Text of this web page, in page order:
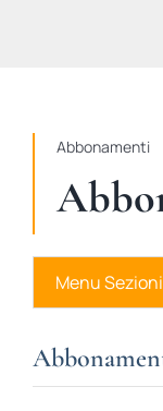
Abbonamenti
Menu Sezioni
Ares Gold